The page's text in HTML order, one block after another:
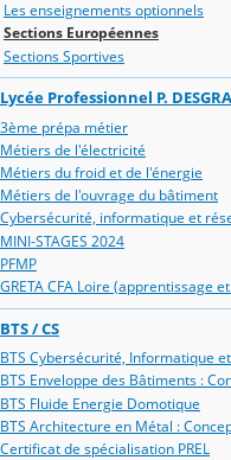
Les enseignements optionnels
Sections Européennes
Sections Sportives
Lycée Professionnel P.
3ème prépa métier
Métiers de l'électricité
Métiers du froid et de l'énergie
Métiers de l'ouvrage du bâtiment
Cybersécurité, informatique et
MINI-STAGES 2024
PFMP
GRETA CFA Loire (apprentissage
BTS / CS
BTS Cybersécurité, Informatique
BTS Enveloppe des Bâtiments :
BTS Fluide Energie Domotique
BTS Architecture en Métal :
Certificat de spécialisation PREL